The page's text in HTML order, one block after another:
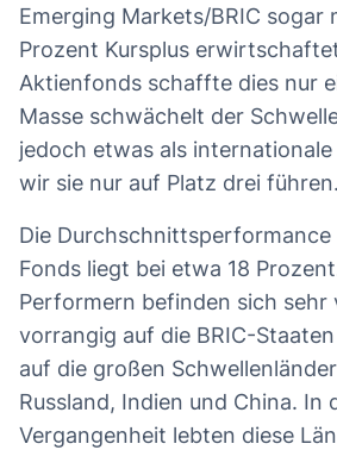
Emerging Markets/BRIC sogar
Prozent Kursplus
Aktienfonds schaffte dies nur
Masse schwächelt der
jedoch etwas als
wir sie nur auf Platz drei führen.
Die Durchschnittsperformance
Fonds liegt bei etwa 18
Performern befinden sich sehr
vorrangig auf die BRIC-
auf die großen
Russland, Indien und China. In
Vergangenheit lebten diese